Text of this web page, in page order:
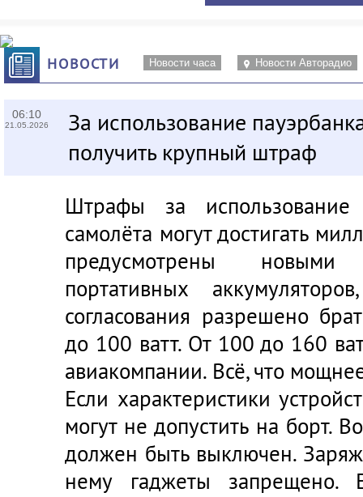
НОВОСТИ Новости часа Новости Авторадио
06:10
21.05.2026
За использование
получить крупный штраф
Штрафы за
самолёта могут достигать
предусмотрены
портативных
согласования разрешено
до 100 ватт. От 100 до 160
авиакомпании. Всё, что
Если характеристики
могут не допустить на борт.
должен быть выключен.
нему гаджеты запрещено.